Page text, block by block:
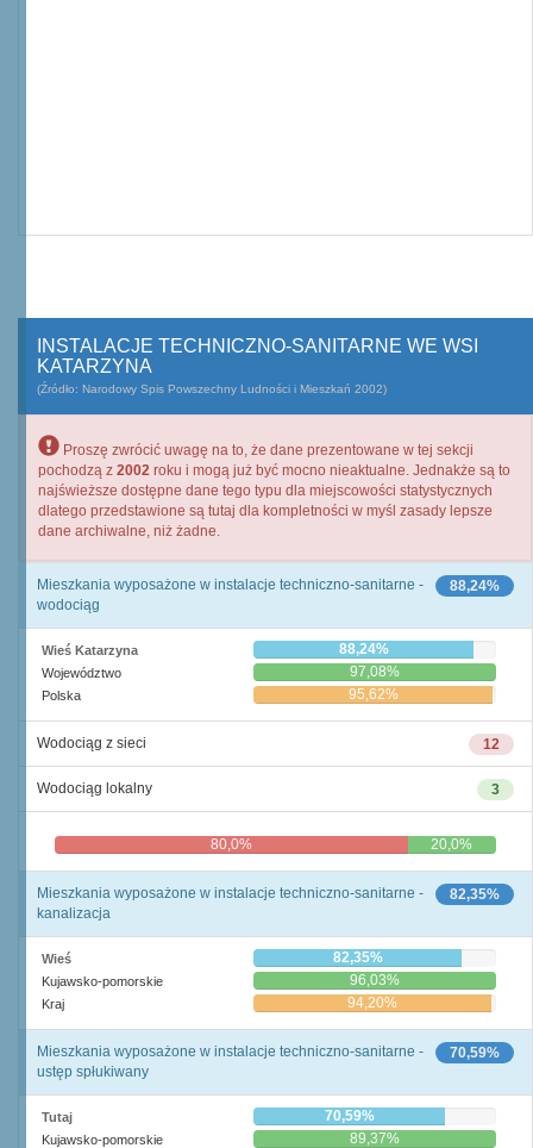
INSTALACJE TECHNICZNO-SANITARNE WE WSI
KATARZYNA
(Źródło: Narodowy Spis Powszechny Ludności i Mieszkań 2002)
Proszę zwrócić uwagę na to, że dane prezentowane w tej sekcji
pochodzą z 2002 roku i mogą już być mocno nieaktualne. Jednakże są to
najświeższe dostępne dane tego typu dla miejscowości statystycznych
dlatego przedstawione są tutaj dla kompletności w myśl zasady lepsze
dane archiwalne, niż żadne.
88,24%
Mieszkania wyposażone w instalacje techniczno-sanitarne -
wodociąg
Wieś Katarzyna 88,24%
Województwo 97,08%
Polska 95,62%
12
Wodociąg z sieci
3
Wodociąg lokalny
80,0% 20,0%
82,35%
Mieszkania wyposażone w instalacje techniczno-sanitarne -
kanalizacja
Wieś 82,35%
Kujawsko-pomorskie 96,03%
Kraj 94,20%
70,59%
Mieszkania wyposażone w instalacje techniczno-sanitarne -
ustęp spłukiwany
Tutaj 70,59%
Kujawsko-pomorskie 89,37%